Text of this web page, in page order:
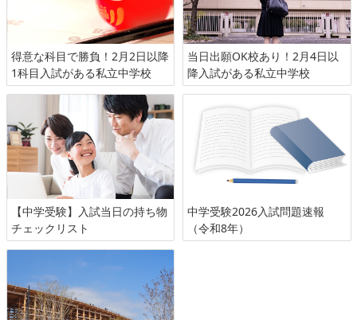
得意な科目で勝負！2月2日以降
1科目入試がある私立中学校
当日出願OK校あり！2月4日以
降入試がある私立中学校
【中学受験】入試当日の持ち物
チェックリスト
中学受験2026入試問題速報
（令和8年）